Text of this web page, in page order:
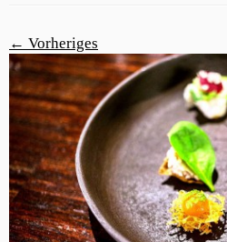
← Vorheriges